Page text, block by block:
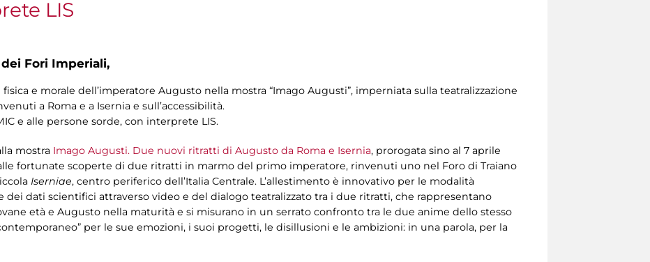
LIS
Fori Imperiali,
e morale dell’imperatore Augusto nella mostra “Imago Augusti”, imperniata sulla teatralizzazione
a Roma e a Isernia e sull’accessibilità.
e alle persone sorde, con interprete LIS.
mostra Imago Augusti. Due nuovi ritratti di Augusto da Roma e Isernia, prorogata sino al 7 aprile
alle fortunate scoperte di due ritratti in marmo del primo imperatore, rinvenuti uno nel Foro di Traiano
Iserniae, centro periferico dell’Italia Centrale. L’allestimento è innovativo per le modalità
dei dati scientifici attraverso video e del dialogo teatralizzato tra i due ritratti, che rappresentano
età e Augusto nella maturità e si misurano in un serrato confronto tra le due anime dello stesso
per le sue emozioni, i suoi progetti, le disillusioni e le ambizioni: in una parola, per la